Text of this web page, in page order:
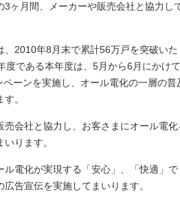
ヶ月間、メーカーや販売会社と協力
、2010年8月末で累計56万戸を突破い
度である本年度は、5月から6月にかけ
ーンを実施し、オール電化の一層の普
。
会社と協力し、お客さまにオール電
ります。
ル電化が実現する「安心」、「快適」
告宣伝を実施してまいります。